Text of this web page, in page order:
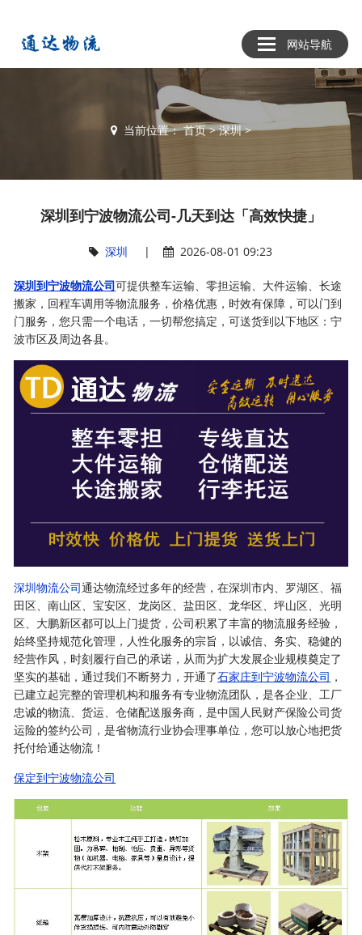
网站导航
当前位置：首页>深圳>
深圳到宁波物流公司-几天到达「高效快捷」
深圳 | 2026-08-01 09:23
深圳到宁波物流公司可提供整车运输、零担运输、大件运输、长途
搬家，回程车调用等物流服务，价格优惠，时效有保障，可以门到
门服务，您只需一个电话，一切帮您搞定，可送货到以下地区：宁
波市区及周边各县。
深圳物流公司通达物流经过多年的经营，在深圳市内、罗湖区、福
田区、南山区、宝安区、龙岗区、盐田区、龙华区、坪山区、光明
区、大鹏新区都可以上门提货，公司积累了丰富的物流服务经验，
始终坚持规范化管理，人性化服务的宗旨，以诚信、务实、稳健的
经营作风，时刻履行自己的承诺，从而为扩大发展企业规模奠定了
坚实的基础，通过我们不断努力，开通了石家庄到宁波物流公司 ，
已建立起完整的管理机构和服务有专业物流团队，是各企业、工厂
忠诚的物流、货运、仓储配送服务商，是中国人民财产保险公司货
运险的签约公司，是省物流行业协会理事单位，您可以放心地把货
托付给通达物流！
保定到宁波物流公司